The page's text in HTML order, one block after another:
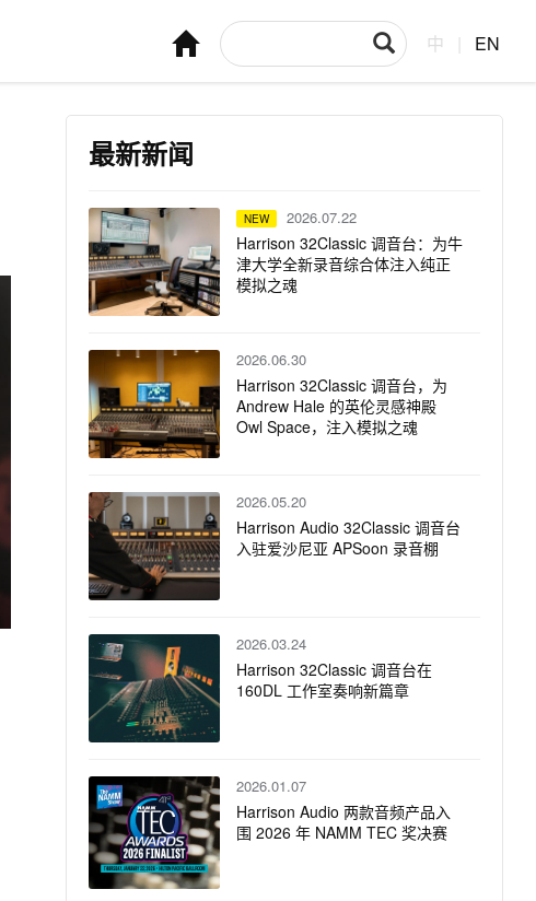
中 EN
最新新闻
NEW 2026.07.22
Harrison 32Classic 调音台：为牛
津大学全新录音综合体注入纯正
模拟之魂
2026.06.30
Harrison 32Classic 调音台，为
Andrew Hale 的英伦灵感神殿
Owl Space，注入模拟之魂
2026.05.20
Harrison Audio 32Classic 调音台
入驻爱沙尼亚 APSoon 录音棚
2026.03.24
Harrison 32Classic 调音台在
160DL 工作室奏响新篇章
2026.01.07
Harrison Audio 两款音频产品入
围 2026 年 NAMM TEC 奖决赛